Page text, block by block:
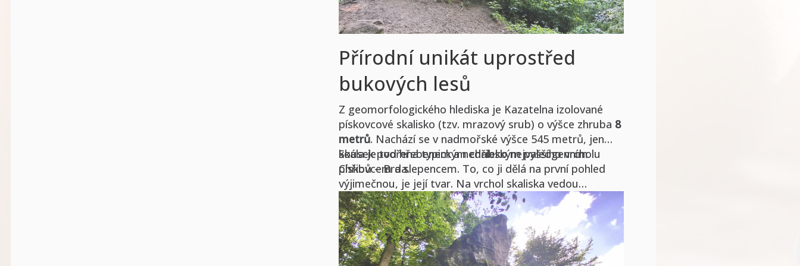
Přírodní unikát uprostřed
bukových lesů
Z geomorfologického hlediska je Kazatelna izolované
pískovcové skalisko (tzv. mrazový srub) o výšce zhruba 8
metrů. Nachází se v nadmořské výšce 545 metrů, jen
kousek pod hřebenem a nedaleko nejvyššího vrcholu
Chřibů – Brda.
Skála je tvořena typickým chřibským paleogenním
pískovcem a slepencem. To, co ji dělá na první pohled
výjimečnou, je její tvar. Na vrchol skaliska vedou
vytesané schůdky, které unavenému poutníkovi usnadní
výstup, a na samotném vrcholku najdete upravenou
plošinu připomínající řečniště. Právě tento tvar dal skále
její jméno. Na vrcholu je také usazen kamenný křížz
roku 1972, který dotváří posvátnou atmosféru místa.